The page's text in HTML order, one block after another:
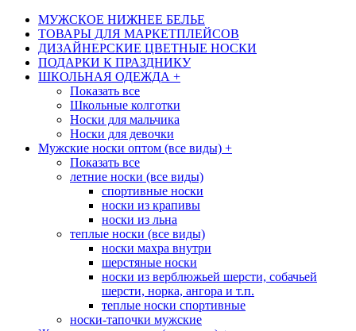
МУЖСКОЕ НИЖНЕЕ БЕЛЬЕ
ТОВАРЫ ДЛЯ МАРКЕТПЛЕЙСОВ
ДИЗАЙНЕРСКИЕ ЦВЕТНЫЕ НОСКИ
ПОДАРКИ К ПРАЗДНИКУ
ШКОЛЬНАЯ ОДЕЖДА +
Показать все
Школьные колготки
Носки для мальчика
Носки для девочки
Мужские носки оптом (все виды) +
Показать все
летние носки (все виды)
спортивные носки
носки из крапивы
носки из льна
теплые носки (все виды)
носки махра внутри
шерстяные носки
носки из верблюжьей шерсти, собачьей
шерсти, норка, ангора и т.п.
теплые носки спортивные
носки-тапочки мужские